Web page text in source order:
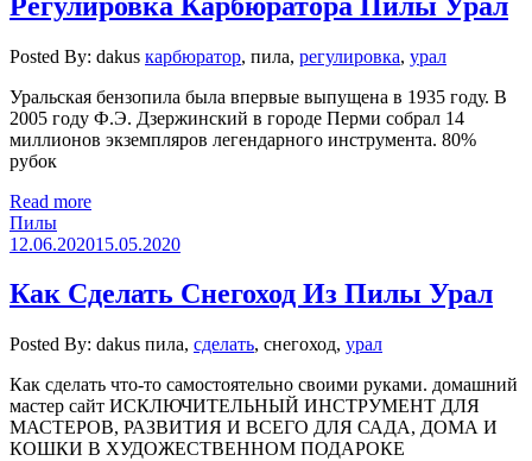
Posted By: dakus карбюратор, пила, регулировка, урал
Уральская бензопила была впервые выпущена в 1935 году. В
2005 году Ф.Э. Дзержинский в городе Перми собрал 14
миллионов экземпляров легендарного инструмента. 80%
рубок
Read more
Пилы
12.06.202015.05.2020
Как Сделать Снегоход Из Пилы Урал
Posted By: dakus пила, сделать, снегоход, урал
Как сделать что-то самостоятельно своими руками. домашний
мастер сайт ИСКЛЮЧИТЕЛЬНЫЙ ИНСТРУМЕНТ ДЛЯ
МАСТЕРОВ, РАЗВИТИЯ И ВСЕГО ДЛЯ САДА, ДОМА И
КОШКИ В ХУДОЖЕСТВЕННОМ ПОДАРОКЕ